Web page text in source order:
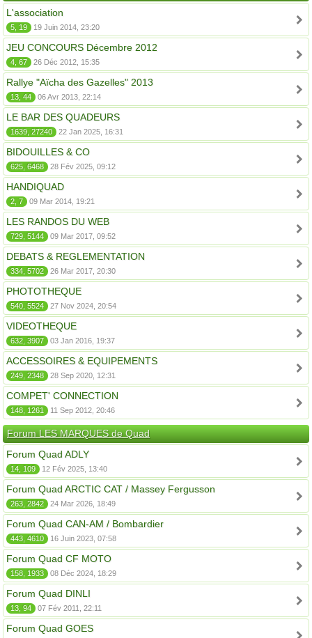
L'association
5, 19 19 Juin 2014, 23:20
JEU CONCOURS Décembre 2012
4, 67 26 Déc 2012, 15:35
Rallye "Aïcha des Gazelles" 2013
13, 44 06 Avr 2013, 22:14
LE BAR DES QUADEURS
1639, 27240 22 Jan 2025, 16:31
BIDOUILLES & CO
625, 6468 28 Fév 2025, 09:12
HANDIQUAD
2, 7 09 Mar 2014, 19:21
LES RANDOS DU WEB
729, 5144 09 Mar 2017, 09:52
DEBATS & REGLEMENTATION
334, 5702 26 Mar 2017, 20:30
PHOTOTHEQUE
540, 5524 27 Nov 2024, 20:54
VIDEOTHEQUE
632, 3907 03 Jan 2016, 19:37
ACCESSOIRES & EQUIPEMENTS
249, 2348 28 Sep 2020, 12:31
COMPET' CONNECTION
148, 1261 11 Sep 2012, 20:46
Forum LES MARQUES de Quad
Forum Quad ADLY
14, 109 12 Fév 2025, 13:40
Forum Quad ARCTIC CAT / Massey Fergusson
263, 2842 24 Mar 2026, 18:49
Forum Quad CAN-AM / Bombardier
443, 4610 16 Juin 2023, 07:58
Forum Quad CF MOTO
158, 1933 08 Déc 2024, 18:29
Forum Quad DINLI
13, 94 07 Fév 2011, 22:11
Forum Quad GOES